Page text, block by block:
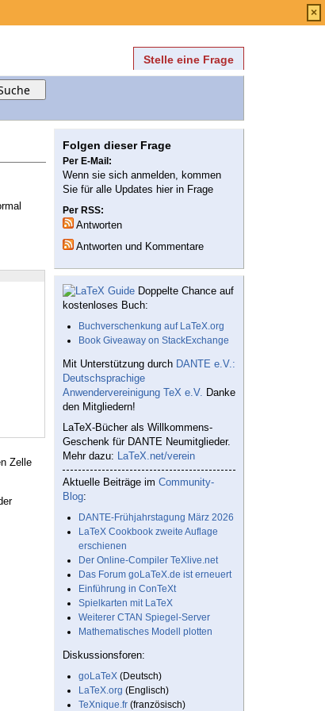
Stelle eine Frage
Zelle
Folgen dieser Frage
Per E-Mail:
Wenn sie sich anmelden, kommen
Sie für alle Updates hier in Frage
Per RSS:
Antworten
Antworten und Kommentare
Doppelte Chance auf
kostenloses Buch:
Buchverschenkung auf LaTeX.org
Book Giveaway on StackExchange
Mit Unterstützung durch DANTE e.V.:
Deutschsprachige
Anwendervereinigung TeX e.V. Danke
den Mitgliedern!
LaTeX-Bücher als Willkommens-
Geschenk für DANTE Neumitglieder.
Mehr dazu: LaTeX.net/verein
Aktuelle Beiträge im Community-
Blog:
DANTE-Frühjahrstagung März 2026
LaTeX Cookbook zweite Auflage
erschienen
Der Online-Compiler TeXlive.net
Das Forum goLaTeX.de ist erneuert
Einführung in ConTeXt
Spielkarten mit LaTeX
Weiterer CTAN Spiegel-Server
Mathematisches Modell plotten
Diskussionsforen:
goLaTeX (Deutsch)
LaTeX.org (Englisch)
TeXnique.fr (französisch)
×